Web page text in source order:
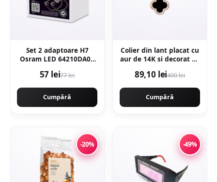
Set 2 adaptoare H7
Osram LED 64210DA05
57 lei77 lei
Cumpără
Colier din lant placat cu
aur de 14K si decorat cu
89,10 lei400 lei
Cumpără
-20% -49%